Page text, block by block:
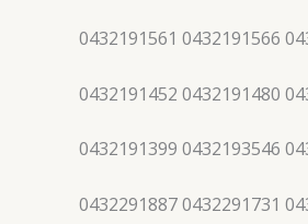
0432191561 0432191566
0432191452 0432191480
0432191399 0432193546
0432291887 0432291731